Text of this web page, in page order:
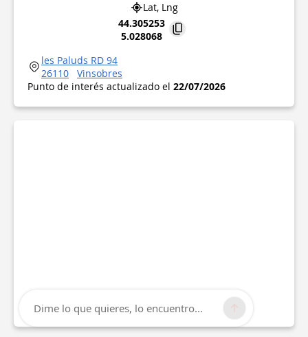
Lat, Lng
44.305253
5.028068
les Paluds RD 94
26110
Vinsobres
Punto de interés actualizado el 22/07/2026
Dime lo que quieres, lo encuentro...